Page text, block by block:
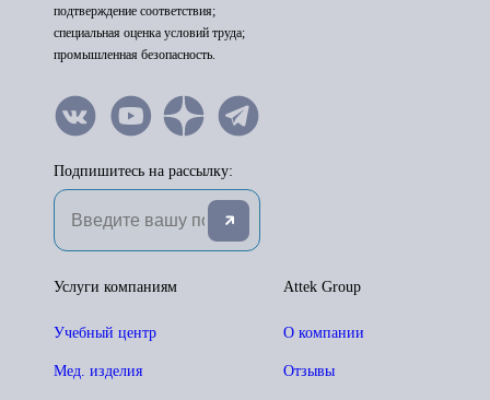
подтверждение соответствия;
специальная оценка условий труда;
промышленная безопасность.
Подпишитесь на рассылку:
Attek Group
О компании
Отзывы
Услуги компаниям
Учебный центр
Мед. изделия